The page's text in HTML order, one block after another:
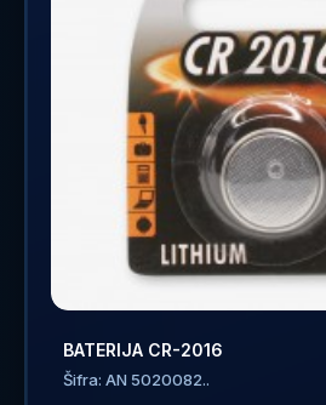
BATERIJA CR-2016
Šifra: AN 5020082..